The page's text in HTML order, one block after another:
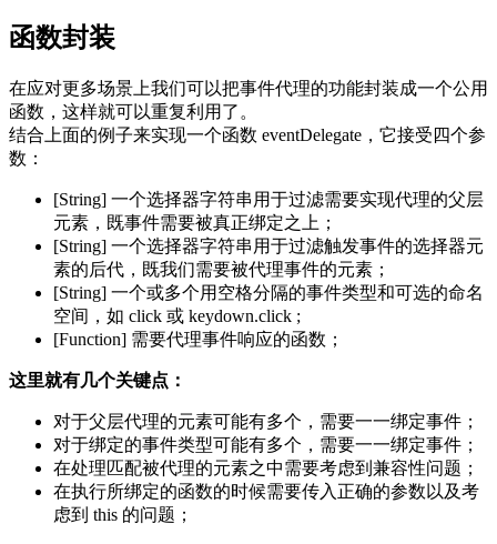
函数封装
在应对更多场景上我们可以把事件代理的功能封装成一个公用
函数，这样就可以重复利用了。
结合上面的例子来实现一个函数 eventDelegate，它接受四个参
数：
[String] 一个选择器字符串用于过滤需要实现代理的父层
元素，既事件需要被真正绑定之上；
[String] 一个选择器字符串用于过滤触发事件的选择器元
素的后代，既我们需要被代理事件的元素；
[String] 一个或多个用空格分隔的事件类型和可选的命名
空间，如 click 或 keydown.click ;
[Function] 需要代理事件响应的函数；
这里就有几个关键点：
对于父层代理的元素可能有多个，需要一一绑定事件；
对于绑定的事件类型可能有多个，需要一一绑定事件；
在处理匹配被代理的元素之中需要考虑到兼容性问题；
在执行所绑定的函数的时候需要传入正确的参数以及考
虑到 this 的问题；